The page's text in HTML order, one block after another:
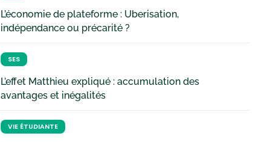
L’économie de plateforme : Uberisation,
indépendance ou précarité ?
SES
L’effet Matthieu expliqué : accumulation des
avantages et inégalités
VIE ÉTUDIANTE